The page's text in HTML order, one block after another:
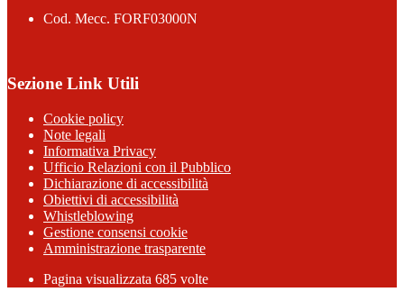
Cod. Mecc. FORF03000N
Sezione Link Utili
Cookie policy
Note legali
Informativa Privacy
Ufficio Relazioni con il Pubblico
Dichiarazione di accessibilità
Obiettivi di accessibilità
Whistleblowing
Gestione consensi cookie
Amministrazione trasparente
Pagina visualizzata 685 volte